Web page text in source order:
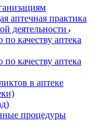
аптечная практика
деятельности
качеству аптека
качеству аптека
в аптеке
процедуры